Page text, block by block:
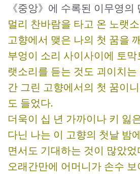
《중앙》에 수록된 이무영의
멀리 찬바람을 타고 온 노랫
고향에서 맺은 나의 첫 꿈을
부엉이 소리 사이사이에 토
랫소리를 듣는 것도 괴이치
간 그린 고향에서의 첫 꿈이
도 들었다.
더욱이 십 년 가까이나 키 잃
다닌 나는 이 고향의 첫날 밤
면서도 기대하는 것이 많았었
오래간만에 어머니가 손수